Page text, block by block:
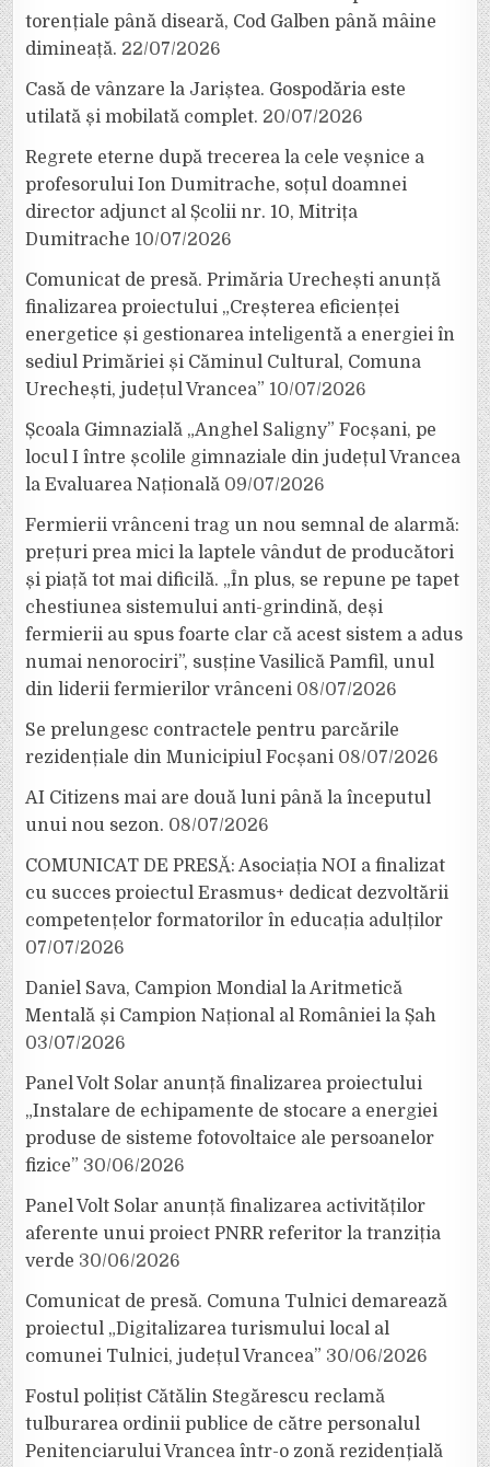
torențiale până diseară, Cod Galben până mâine
dimineață. 22/07/2026
Casă de vânzare la Jariștea. Gospodăria este
utilată și mobilată complet. 20/07/2026
Regrete eterne după trecerea la cele veșnice a
profesorului Ion Dumitrache, soțul doamnei
director adjunct al Școlii nr. 10, Mitrița
Dumitrache 10/07/2026
Comunicat de presă. Primăria Urechești anunță
finalizarea proiectului „Creșterea eficienței
energetice și gestionarea inteligentă a energiei în
sediul Primăriei și Căminul Cultural, Comuna
Urechești, județul Vrancea” 10/07/2026
Școala Gimnazială „Anghel Saligny” Focșani, pe
locul I între școlile gimnaziale din județul Vrancea
la Evaluarea Națională 09/07/2026
Fermierii vrânceni trag un nou semnal de alarmă:
prețuri prea mici la laptele vândut de producători
și piață tot mai dificilă. „În plus, se repune pe tapet
chestiunea sistemului anti-grindină, deși
fermierii au spus foarte clar că acest sistem a adus
numai nenorociri”, susține Vasilică Pamfil, unul
din liderii fermierilor vrânceni 08/07/2026
Se prelungesc contractele pentru parcările
rezidențiale din Municipiul Focșani 08/07/2026
AI Citizens mai are două luni până la începutul
unui nou sezon. 08/07/2026
COMUNICAT DE PRESĂ: Asociația NOI a finalizat
cu succes proiectul Erasmus+ dedicat dezvoltării
competențelor formatorilor în educația adulților
07/07/2026
Daniel Sava, Campion Mondial la Aritmetică
Mentală și Campion Național al României la Șah
03/07/2026
Panel Volt Solar anunță finalizarea proiectului
„Instalare de echipamente de stocare a energiei
produse de sisteme fotovoltaice ale persoanelor
fizice” 30/06/2026
Panel Volt Solar anunță finalizarea activităților
aferente unui proiect PNRR referitor la tranziția
verde 30/06/2026
Comunicat de presă. Comuna Tulnici demarează
proiectul „Digitalizarea turismului local al
comunei Tulnici, județul Vrancea” 30/06/2026
Fostul polițist Cătălin Stegărescu reclamă
tulburarea ordinii publice de către personalul
Penitenciarului Vrancea într-o zonă rezidențială